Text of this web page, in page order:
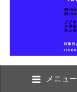
メニュー